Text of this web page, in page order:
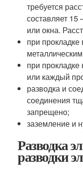
требуется
составляет
или окна.
при
при
или каждый
разводка и
соединения
запрещено;
заземление и
Разводка
разводки